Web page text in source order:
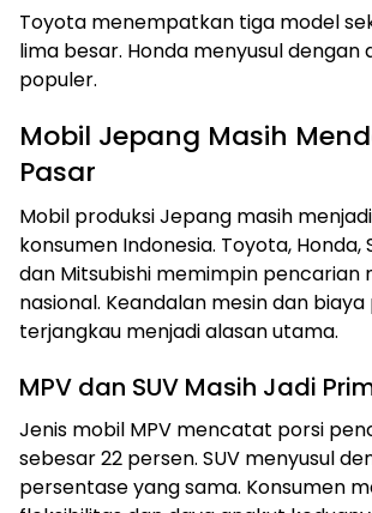
Toyota menempatkan tiga model
lima besar. Honda menyusul dengan
populer.
Mobil Jepang Masih
Pasar
Mobil produksi Jepang masih
konsumen Indonesia. Toyota, Honda,
dan Mitsubishi memimpin pencarian
nasional. Keandalan mesin dan
terjangkau menjadi alasan utama.
MPV dan SUV Masih Jadi
Jenis mobil MPV mencatat porsi
sebesar 22 persen. SUV menyusul
persentase yang sama. Konsumen